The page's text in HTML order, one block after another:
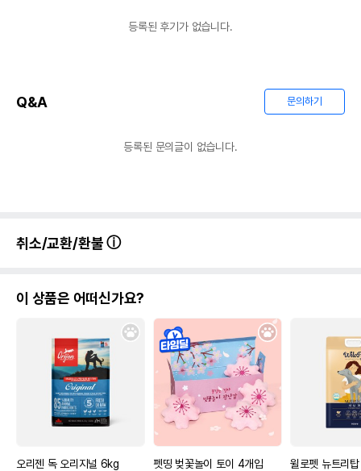
등록된 후기가 없습니다.
Q&A 문의하기
등록된 문의글이 없습니다.
취소/교환/환불
이 상품은 어떠신가요?
오리젠 독 오리지널 6kg 펫띵 벚꽃놀이 토이 4개입 윌로펫 뉴트리